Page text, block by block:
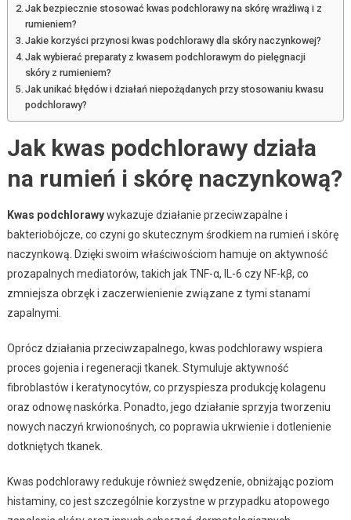
Jak bezpiecznie stosować kwas podchlorawy na skórę wrażliwą i z
rumieniem?
Jakie korzyści przynosi kwas podchlorawy dla skóry naczynkowej?
Jak wybierać preparaty z kwasem podchlorawym do pielęgnacji
skóry z rumieniem?
Jak unikać błędów i działań niepożądanych przy stosowaniu kwasu
podchlorawy?
Jak kwas podchlorawy działa
na rumień i skórę naczynkową?
Kwas podchlorawywykazuje działanie przeciwzapalne i
bakteriobójcze, co czyni go skutecznym środkiem na rumień i skórę
naczynkową. Dzięki swoim właściwościom hamuje on aktywność
prozapalnych mediatorów, takich jak TNF-α, IL-6 czy NF-kβ, co
zmniejsza obrzęk i zaczerwienienie związane z tymi stanami
zapalnymi.
Oprócz działania przeciwzapalnego, kwas podchlorawy wspiera
proces gojenia i regeneracji tkanek. Stymuluje aktywność
fibroblastów i keratynocytów, co przyspiesza produkcję kolagenu
oraz odnowę naskórka. Ponadto, jego działanie sprzyja tworzeniu
nowych naczyń krwionośnych, co poprawia ukrwienie i dotlenienie
dotkniętych tkanek.
Kwas podchlorawy redukuje również swędzenie, obniżając poziom
histaminy, co jest szczególnie korzystne w przypadku atopowego